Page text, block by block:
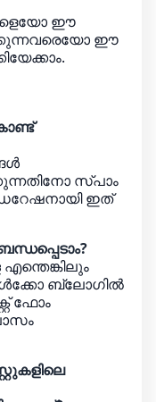
ഈ
ഈ
സ്പാം
ഇത്
​​ബ്ലോഗിൽ
ഫോം